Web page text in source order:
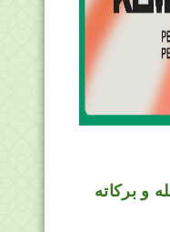
و بركاته